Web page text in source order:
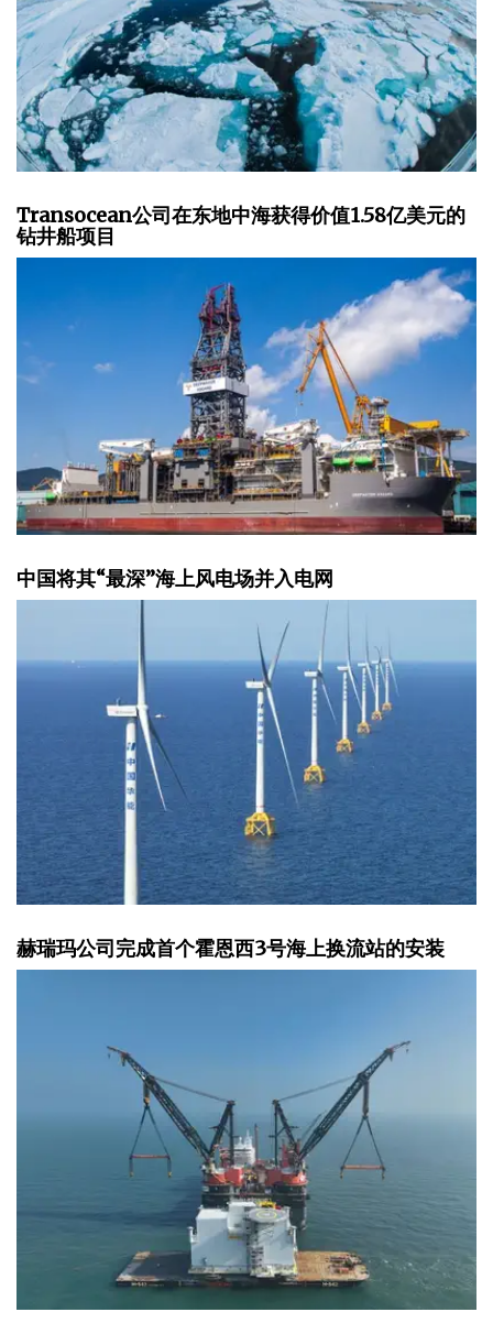
Transocean公司在东地中海获得价值1.58亿美元的
钻井船项目
中国将其“最深”海上风电场并入电网
赫瑞玛公司完成首个霍恩西3号海上换流站的安装